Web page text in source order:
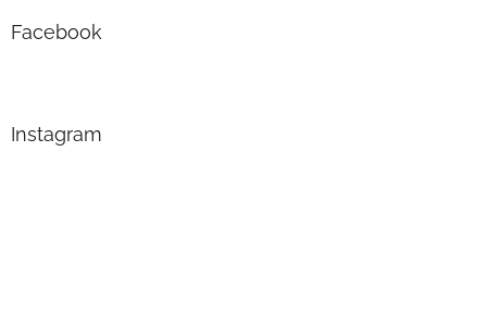
Facebook
Instagram